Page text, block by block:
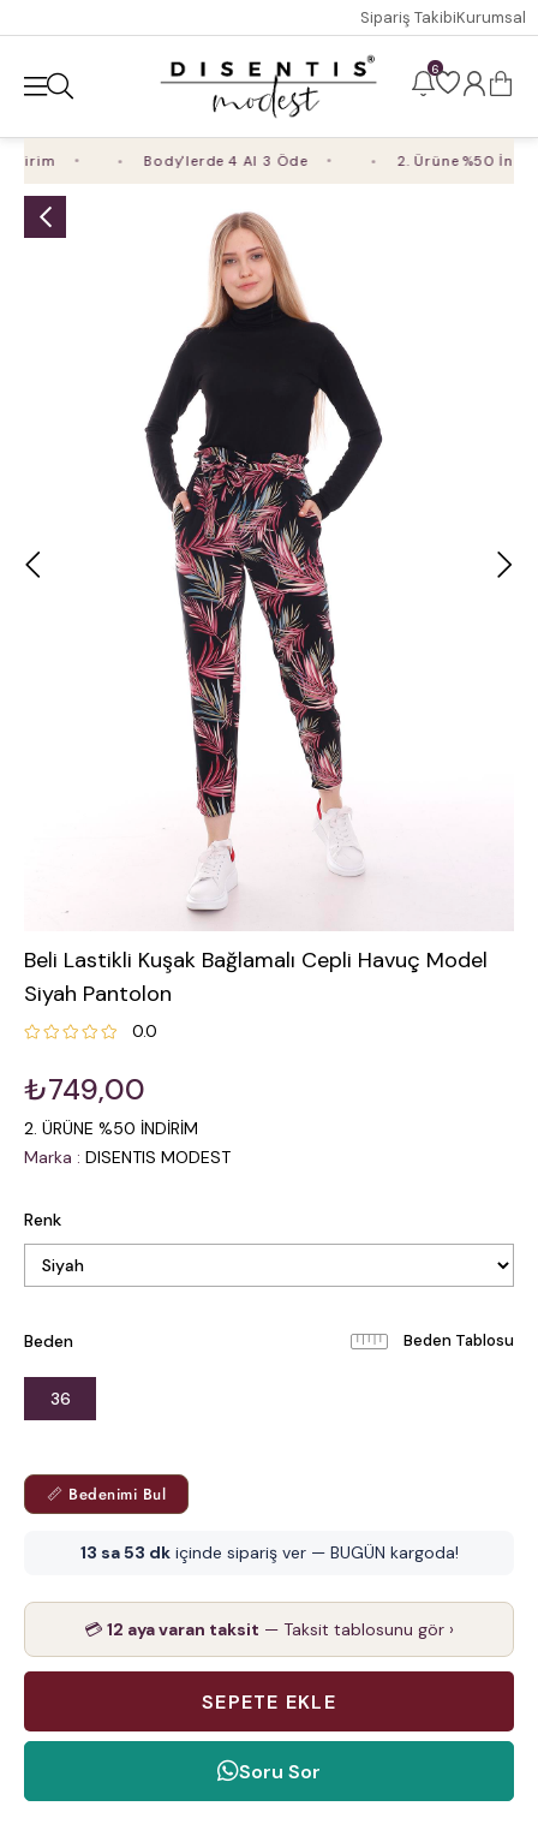
Sipariş TakibiKurumsal
6
Body'lerde 4 Al 3 Öde 2. Ürüne %50 İndirim
Beli Lastikli Kuşak Bağlamalı Cepli Havuç Model
Siyah Pantolon
0.0
₺749,00
2. ÜRÜNE %50 İNDİRİM
Marka : DISENTIS MODEST
Renk
Beden Beden Tablosu
36
📏 Bedenimi Bul
13 sa 53 dkiçinde sipariş ver — BUGÜN kargoda!
💳 12 aya varan taksit — Taksit tablosunu gör ›
Soru Sor